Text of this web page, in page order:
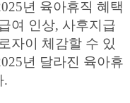
년 육아휴직 혜택
여 인상, 사후지급
자이 체감할 수 있
년 달라진 육아휴
.